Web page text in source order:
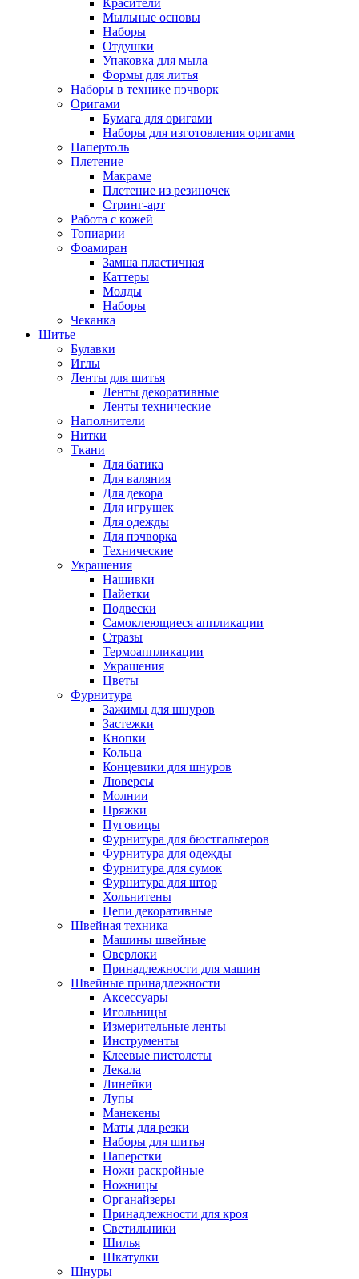
Красители
Мыльные основы
Наборы
Отдушки
Упаковка для мыла
Формы для литья
Наборы в технике пэчворк
Оригами
Бумага для оригами
Наборы для изготовления оригами
Папертоль
Плетение
Макраме
Плетение из резиночек
Стринг-арт
Работа с кожей
Топиарии
Фоамиран
Замша пластичная
Каттеры
Молды
Наборы
Чеканка
Шитье
Булавки
Иглы
Ленты для шитья
Ленты декоративные
Ленты технические
Наполнители
Нитки
Ткани
Для батика
Для валяния
Для декора
Для игрушек
Для одежды
Для пэчворка
Технические
Украшения
Нашивки
Пайетки
Подвески
Самоклеющиеся аппликации
Стразы
Термоаппликации
Украшения
Цветы
Фурнитура
Зажимы для шнуров
Застежки
Кнопки
Кольца
Концевики для шнуров
Люверсы
Молнии
Пряжки
Пуговицы
Фурнитура для бюстгальтеров
Фурнитура для одежды
Фурнитура для сумок
Фурнитура для штор
Хольнитены
Цепи декоративные
Швейная техника
Машины швейные
Оверлоки
Принадлежности для машин
Швейные принадлежности
Аксессуары
Игольницы
Измерительные ленты
Инструменты
Клеевые пистолеты
Лекала
Линейки
Лупы
Манекены
Маты для резки
Наборы для шитья
Наперстки
Ножи раскройные
Ножницы
Органайзеры
Принадлежности для кроя
Светильники
Шилья
Шкатулки
Шнуры